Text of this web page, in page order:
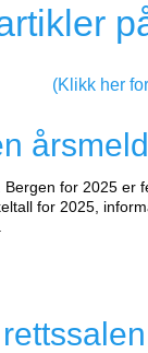
(Klikk her
Bergen for 2025 er
for 2025,